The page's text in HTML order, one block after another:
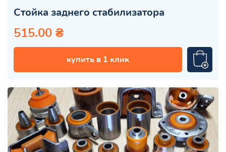
Стойка заднего стабилизатора
515.00 ₴
купить в 1 клик